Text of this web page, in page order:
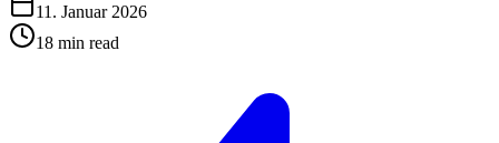
11. Januar 2026
18 min read